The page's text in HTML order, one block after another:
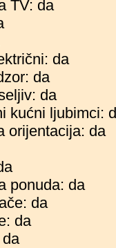
TV: da
da
da
da
kućni ljubimci:
orijentacija: da
ponuda: da
da
da